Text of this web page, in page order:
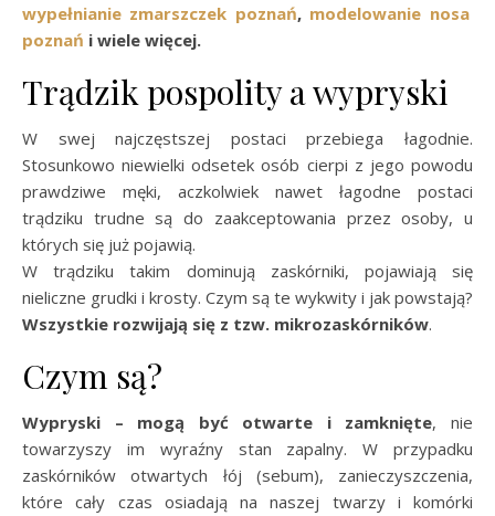
wypełnianie zmarszczek poznań,modelowanie nosa
poznań i wiele więcej.
Trądzik pospolity a wypryski
W swej najczęstszej postaci przebiega łagodnie.
Stosunkowo niewielki odsetek osób cierpi z jego powodu
prawdziwe męki, aczkolwiek nawet łagodne postaci
trądziku trudne są do zaakceptowania przez osoby, u
których się już pojawią.
W trądziku takim dominują zaskórniki, pojawiają się
nieliczne grudki i krosty. Czym są te wykwity i jak powstają?
Wszystkie rozwijają się z tzw. mikrozaskórników.
Czym są?
Wypryski – mogą być otwarte i zamknięte, nie
towarzyszy im wyraźny stan zapalny. W przypadku
zaskórników otwartych łój (sebum), zanieczyszczenia,
które cały czas osiadają na naszej twarzy i komórki